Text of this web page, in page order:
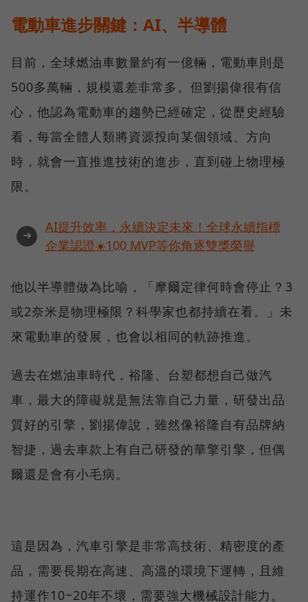
電動車進步關鍵：AI、半導體
目前，全球燃油車數量約有一億輛，電動車則是
500多萬輛，規模還差非常多。但劉揚偉很有信
心，他認為電動車的趨勢已經確定，從歷史經驗
看，每當全體人類將資源投向某個領域、方向
時，就會一直推進技術的進步，直到碰上物理極
限。
➜
AI提升效率，永續決定未來！全球永續指標
企業認證☀️100 MVP等你角逐雙獎榮譽
他以半導體做為比喻，「摩爾定律何時會停止？3
或2奈米是物理極限？科學家也都持續在看。」未
來電動車的發展，也會以相同的軌跡推進。
過去在燃油車時代，裕隆、台塑都想自己做汽
車，最大的障礙就是無法靠自己力量，研發出品
質好的引擎，劉揚偉說，雖然像裕隆自有品牌納
智捷，過去車款上有自己研發的華擎引擎，但偶
爾還是會有小毛病。
這是因為，汽車引擎是非常高技術、精密度的產
品，需要長期在高速、高溫的環境下運轉，且維
持運作10~20年不壞，需要強大機械設計能力。